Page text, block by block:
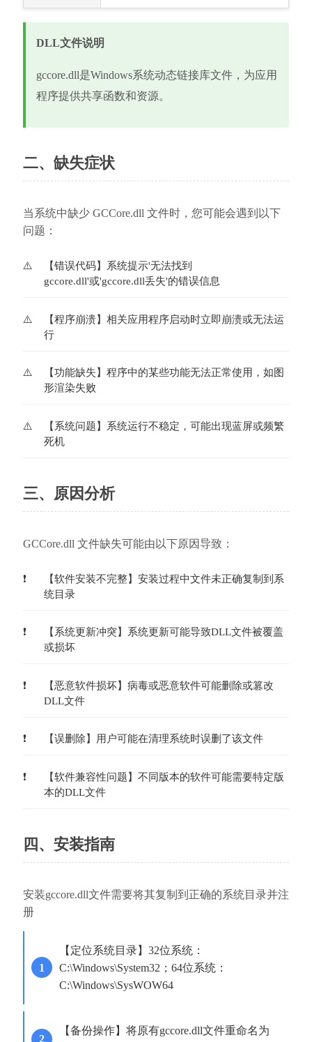
DLL文件说明
gccore.dll是Windows系统动态链接库文件，为应用
程序提供共享函数和资源。
二、缺失症状
当系统中缺少 GCCore.dll 文件时，您可能会遇到以下
问题：
【错误代码】系统提示'无法找到
gccore.dll'或'gccore.dll丢失'的错误信息
【程序崩溃】相关应用程序启动时立即崩溃或无法运
行
【功能缺失】程序中的某些功能无法正常使用，如图
形渲染失败
【系统问题】系统运行不稳定，可能出现蓝屏或频繁
死机
三、原因分析
GCCore.dll 文件缺失可能由以下原因导致：
【软件安装不完整】安装过程中文件未正确复制到系
统目录
【系统更新冲突】系统更新可能导致DLL文件被覆盖
或损坏
【恶意软件损坏】病毒或恶意软件可能删除或篡改
DLL文件
【误删除】用户可能在清理系统时误删了该文件
【软件兼容性问题】不同版本的软件可能需要特定版
本的DLL文件
四、安装指南
安装gccore.dll文件需要将其复制到正确的系统目录并注
册
【定位系统目录】32位系统：
C:\Windows\System32；64位系统：
C:\Windows\SysWOW64
【备份操作】将原有gccore.dll文件重命名为